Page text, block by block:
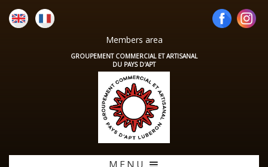
Members area
GROUPEMENT COMMERCIAL ET ARTISANAL
DU PAYS D'APT